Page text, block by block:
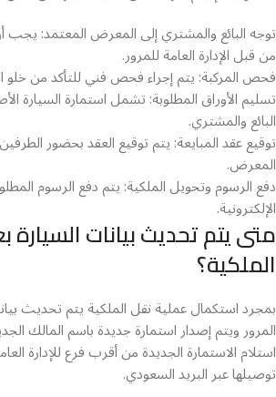
توجه البائع والمشتري إلى المعرض المعتمد:
من قبل الإدارة العامة للمرور.
فحص المركبة: يتم إجراء فحص فني للتأكد من خلو
تسليم الأوراق المطلوبة: تشمل استمارة السيارة
البائع والمشتري.
توقيع عقد المبايعة: يتم توقيع العقد بحضور
المعرض.
دفع الرسوم وتحويل الملكية: يتم دفع الرسوم
الإلكترونية.
متى يتم تحديث بيانات السيارة
الملكية؟
بمجرد استكمال عملية نقل الملكية يتم تحديث
المرور ويتم إصدار استمارة جديدة باسم المالك
استلام الاستمارة الجديدة من أقرب فرع للإدارة
توصيلها عبر البريد السعودي.